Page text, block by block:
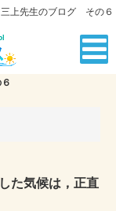
三上先生のブログ その６
た気候は，正直